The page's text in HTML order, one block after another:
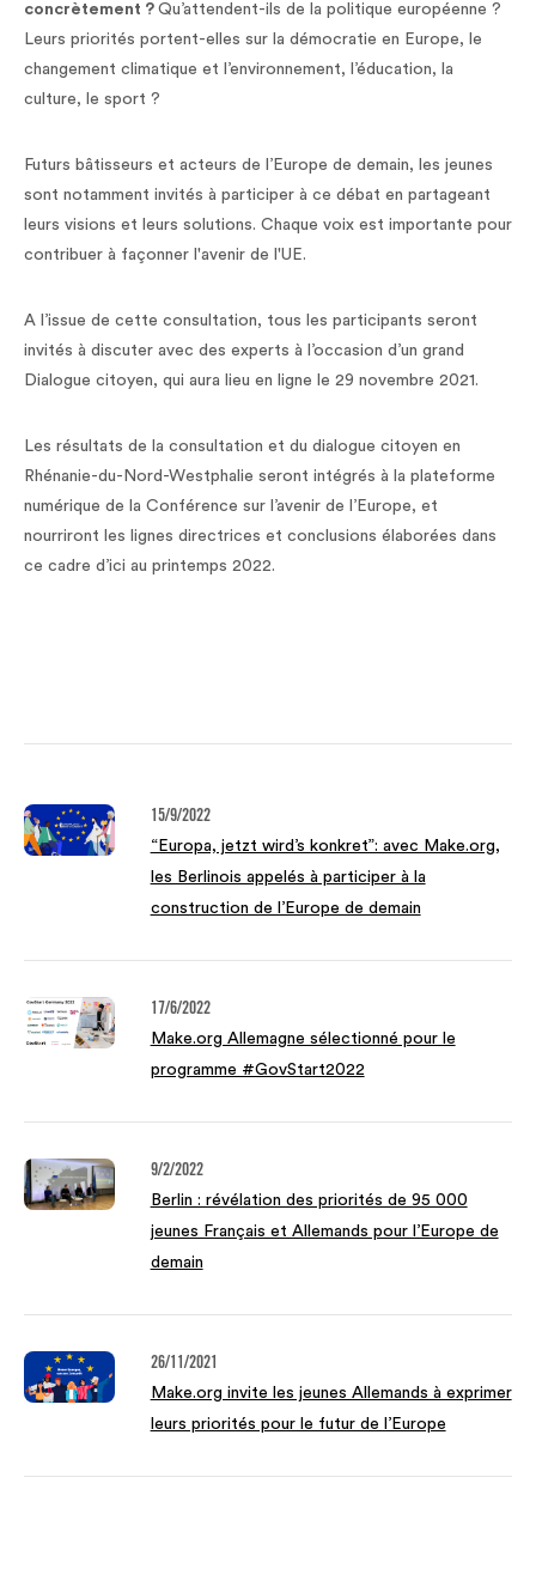
concrètement ? Qu’attendent-ils de la politique européenne ?
Leurs priorités portent-elles sur la démocratie en Europe, le
changement climatique et l’environnement, l’éducation, la
culture, le sport ?
Futurs bâtisseurs et acteurs de l’Europe de demain, les jeunes
sont notamment invités à participer à ce débat en partageant
leurs visions et leurs solutions. Chaque voix est importante pour
contribuer à façonner l'avenir de l'UE.
A l’issue de cette consultation, tous les participants seront
invités à discuter avec des experts à l’occasion d’un grand
Dialogue citoyen, qui aura lieu en ligne le 29 novembre 2021.
Les résultats de la consultation et du dialogue citoyen en
Rhénanie-du-Nord-Westphalie seront intégrés à la plateforme
numérique de la Conférence sur l’avenir de l’Europe, et
nourriront les lignes directrices et conclusions élaborées dans
ce cadre d’ici au printemps 2022.
15/9/2022
“Europa, jetzt wird’s konkret”: avec Make.org,
les Berlinois appelés à participer à la
construction de l’Europe de demain
17/6/2022
Make.org Allemagne sélectionné pour le
programme #GovStart2022
9/2/2022
Berlin : révélation des priorités de 95 000
jeunes Français et Allemands pour l’Europe de
demain
26/11/2021
Make.org invite les jeunes Allemands à exprimer
leurs priorités pour le futur de l’Europe